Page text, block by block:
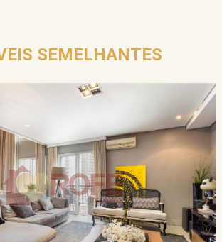
SEMELHANTES